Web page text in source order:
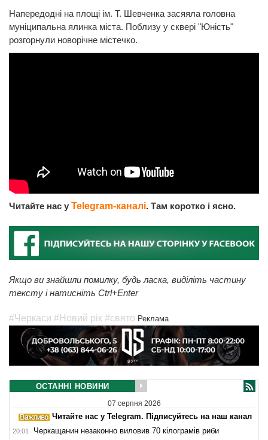
Напередодні на площі ім. Т. Шевченка засяяла головна
муніципальна ялинка міста. Поблизу у сквері "Юність"
розгорнули новорічне містечко.
Читайте нас у Telegram-каналі. Там коротко і ясно.
Якщо ви знайшли помилку, будь ласка, виділіть частину
тексту і натисніть Ctrl+Enter
#Черкаси #Новий рік #свято Реклама
ОСТАННІ НОВИНИ
07 серпня 2026
Читайте нас у Telegram. Підписуйтесь на наш канал
20:01 Черкащанин незаконно виловив 70 кілограмів риби